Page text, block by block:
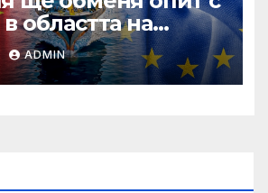
областта на
инфраструктура
ADMIN